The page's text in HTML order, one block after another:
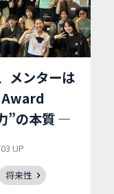
メンターは
Award
”の本質 ―
UP
将来性